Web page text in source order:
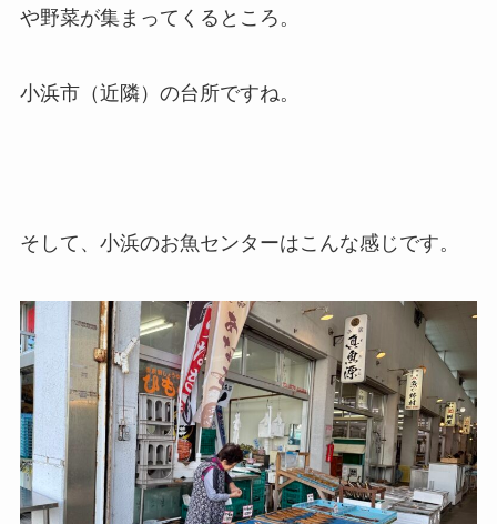
や野菜が集まってくるところ。
小浜市（近隣）の台所ですね。
そして、小浜のお魚センターはこんな感じです。